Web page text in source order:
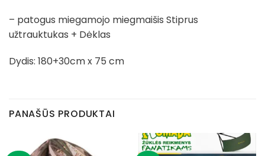
– patogus miegamojo miegmaišis Stiprus
užtrauktukas + Dėklas
Dydis: 180+30cm x 75 cm
PANAŠŪS PRODUKTAI